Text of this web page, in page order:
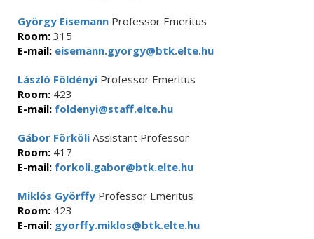
György Eisemann Professor Emeritus
Room: 315
E-mail: eisemann.gyorgy@btk.elte.hu
László Földényi Professor Emeritus
Room: 423
E-mail: foldenyi@staff.elte.hu
Gábor Förköli Assistant Professor
Room: 417
E-mail: forkoli.gabor@btk.elte.hu
Miklós Györffy Professor Emeritus
Room: 423
E-mail: gyorffy.miklos@btk.elte.hu